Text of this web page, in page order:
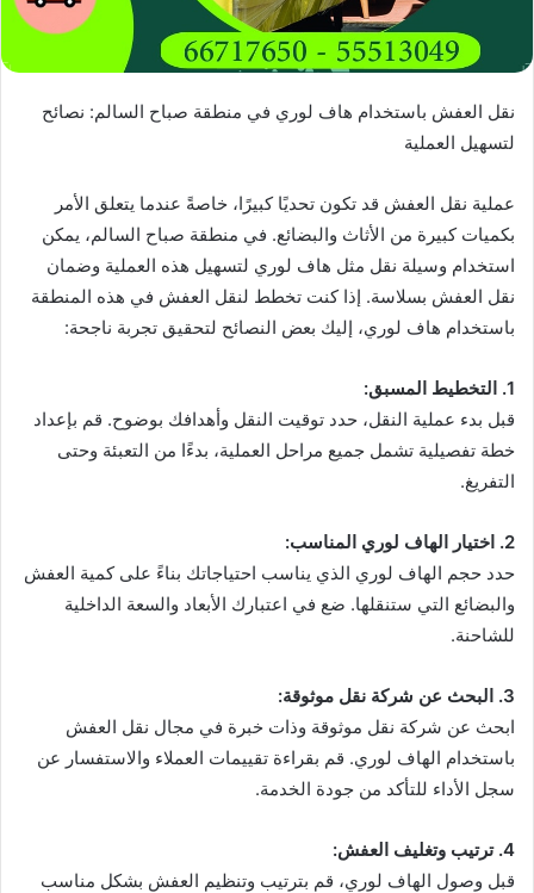
نقل العفش باستخدام هاف لوري في منطقة صباح السالم: نصائح
لتسهيل العملية
عملية نقل العفش قد تكون تحديًا كبيرًا، خاصةً عندما يتعلق الأمر
بكميات كبيرة من الأثاث والبضائع. في منطقة صباح السالم، يمكن
استخدام وسيلة نقل مثل هاف لوري لتسهيل هذه العملية وضمان
نقل العفش بسلاسة. إذا كنت تخطط لنقل العفش في هذه المنطقة
باستخدام هاف لوري، إليك بعض النصائح لتحقيق تجربة ناجحة:
1. التخطيط المسبق:
قبل بدء عملية النقل، حدد توقيت النقل وأهدافك بوضوح. قم بإعداد
خطة تفصيلية تشمل جميع مراحل العملية، بدءًا من التعبئة وحتى
التفريغ.
2. اختيار الهاف لوري المناسب:
حدد حجم الهاف لوري الذي يناسب احتياجاتك بناءً على كمية العفش
والبضائع التي ستنقلها. ضع في اعتبارك الأبعاد والسعة الداخلية
للشاحنة.
3. البحث عن شركة نقل موثوقة:
ابحث عن شركة نقل موثوقة وذات خبرة في مجال نقل العفش
باستخدام الهاف لوري. قم بقراءة تقييمات العملاء والاستفسار عن
سجل الأداء للتأكد من جودة الخدمة.
4. ترتيب وتغليف العفش:
قبل وصول الهاف لوري، قم بترتيب وتنظيم العفش بشكل مناسب